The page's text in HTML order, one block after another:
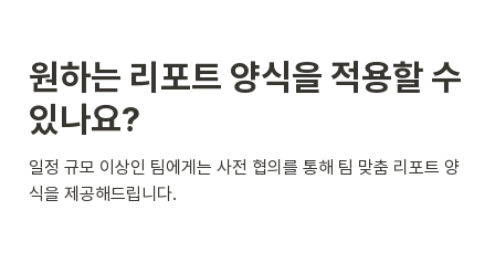
원하는 리포트 양식을 적용할 수
있나요?
일정 규모 이상인 팀에게는 사전 협의를 통해 팀 맞춤 리포트 양
식을 제공해드립니다.